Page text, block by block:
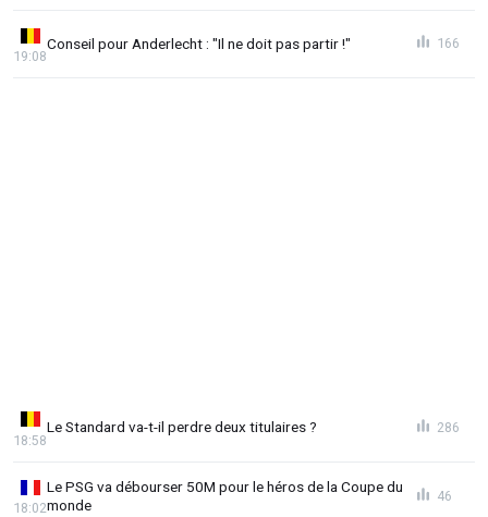
Conseil pour Anderlecht : "Il ne doit pas partir !"
19:08
166
Le Standard va-t-il perdre deux titulaires ?
18:58
286
Le PSG va débourser 50M pour le héros de la Coupe du
monde
18:02
46